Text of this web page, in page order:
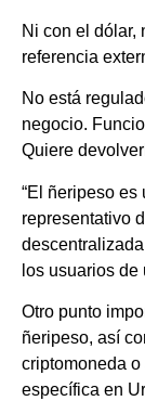
Ni con el dólar,
referencia
No está
negocio.
Quiere
“El ñeripeso es
representativo
los usuarios
Otro punto
ñeripeso, así
criptomoneda
específica en